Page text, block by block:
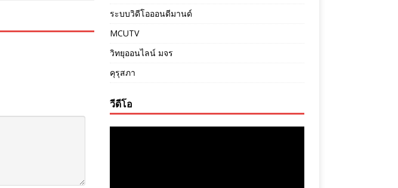
ระบบวิดีโอออนดีมานด์
MCUTV
วิทยุออนไลน์ มจร
คุรุสภา
วีดีโอ